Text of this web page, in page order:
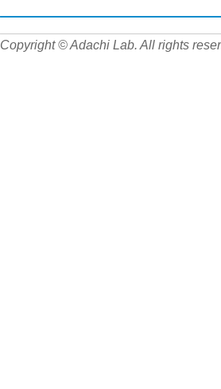
Copyright © Adachi Lab. All rights